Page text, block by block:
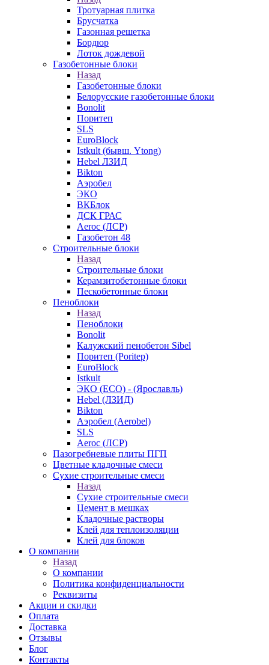
Тротуарная плитка
Брусчатка
Газонная решетка
Бордюр
Лоток дождевой
Газобетонные блоки
Назад
Газобетонные блоки
Белорусские газобетонные блоки
Bonolit
Поритеп
SLS
EuroBlock
Istkult (бывш. Ytong)
Hebel ЛЗИД
Bikton
Аэробел
ЭКО
ВКБлок
ДСК ГРАС
Aeroc (ЛСР)
Газобетон 48
Строительные блоки
Назад
Строительные блоки
Керамзитобетонные блоки
Пескобетонные блоки
Пеноблоки
Назад
Пеноблоки
Bonolit
Калужский пенобетон Sibel
Поритеп (Poritep)
EuroBlock
Istkult
ЭКО (ECO) - (Ярославль)
Hebel (ЛЗИД)
Bikton
Аэробел (Aerobel)
SLS
Aeroc (ЛСР)
Пазогребневые плиты ПГП
Цветные кладочные смеси
Сухие строительные смеси
Назад
Сухие строительные смеси
Цемент в мешках
Кладочные растворы
Клей для теплоизоляции
Клей для блоков
О компании
Назад
О компании
Политика конфиденциальности
Реквизиты
Акции и скидки
Оплата
Доставка
Отзывы
Блог
Контакты